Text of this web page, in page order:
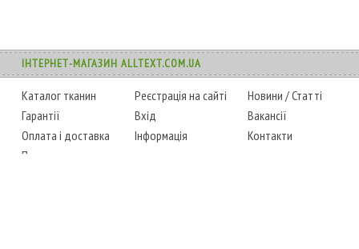
ІНТЕРНЕТ-МАГАЗИН ALLTEXT.COM.UA
Каталог тканин
Гарантії
Оплата і доставка
Повернення товару
Реєстрація на сайті
Вхід
Інформація
Новини /Статті
Вакансії
Контакти